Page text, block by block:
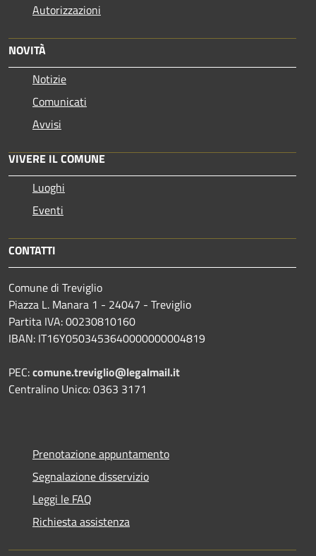
Autorizzazioni
NOVITÀ
Notizie
Comunicati
Avvisi
VIVERE IL COMUNE
Luoghi
Eventi
CONTATTI
Comune di Treviglio
Piazza L. Manara 1 - 24047 - Treviglio
Partita IVA: 00230810160
IBAN: IT16Y0503453640000000004819
PEC:comune.treviglio@legalmail.it
Centralino Unico: 0363 3171
Prenotazione appuntamento
Segnalazione disservizio
Leggi le FAQ
Richiesta assistenza